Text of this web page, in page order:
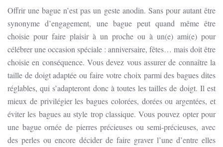
Offrir une bague n’est pas un geste anodin. Sans pour autant être
synonyme d’engagement, une bague peut quand même être
choisie pour faire plaisir à un proche ou à un(e) ami(e) pour
célébrer une occasion spéciale : anniversaire, fêtes… mais doit être
choisie en conséquence. Vous devez vous assurer de connaître la
taille de doigt adaptée ou faire votre choix parmi des bagues dites
réglables, qui s’adapteront donc à toutes les tailles de doigt. Il est
mieux de privilégier les bagues colorées, dorées ou argentées, et
éviter les bagues au style trop classique. Vous pouvez opter pour
une bague ornée de pierres précieuses ou semi-précieuses, avec
des perles ou encore décider de faire graver l’une d’entre elles